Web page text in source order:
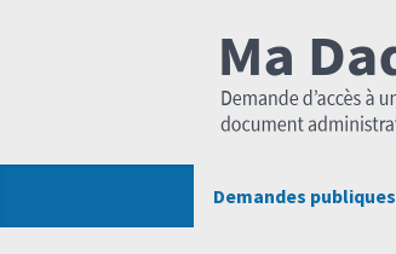
Demandes publiques